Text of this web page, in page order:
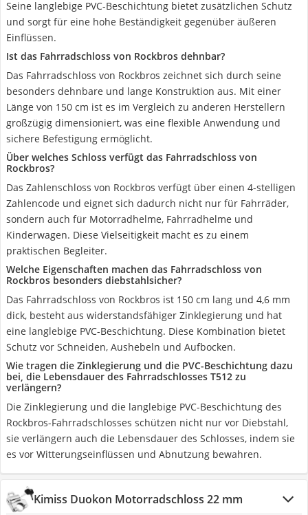
Seine langlebige PVC-Beschichtung bietet zusätzlichen Schutz
und sorgt für eine hohe Beständigkeit gegenüber äußeren
Einflüssen.
Ist das Fahrradschloss von Rockbros dehnbar?
Das Fahrradschloss von Rockbros zeichnet sich durch seine
besonders dehnbare und lange Konstruktion aus. Mit einer
Länge von 150 cm ist es im Vergleich zu anderen Herstellern
großzügig dimensioniert, was eine flexible Anwendung und
sichere Befestigung ermöglicht.
Über welches Schloss verfügt das Fahrradschloss von
Rockbros?
Das Zahlenschloss von Rockbros verfügt über einen 4-stelligen
Zahlencode und eignet sich dadurch nicht nur für Fahrräder,
sondern auch für Motorradhelme, Fahrradhelme und
Kinderwagen. Diese Vielseitigkeit macht es zu einem
praktischen Begleiter.
Welche Eigenschaften machen das Fahrradschloss von
Rockbros besonders diebstahlsicher?
Das Fahrradschloss von Rockbros ist 150 cm lang und 4,6 mm
dick, besteht aus widerstandsfähiger Zinklegierung und hat
eine langlebige PVC-Beschichtung. Diese Kombination bietet
Schutz vor Schneiden, Aushebeln und Aufbocken.
Wie tragen die Zinklegierung und die PVC-Beschichtung dazu
bei, die Lebensdauer des Fahrradschlosses T512 zu
verlängern?
Die Zinklegierung und die langlebige PVC-Beschichtung des
Rockbros-Fahrradschlosses schützen nicht nur vor Diebstahl,
sie verlängern auch die Lebensdauer des Schlosses, indem sie
es vor Witterungseinflüssen und Abnutzung bewahren.
Kimiss Duokon Motorradschloss 22 mm